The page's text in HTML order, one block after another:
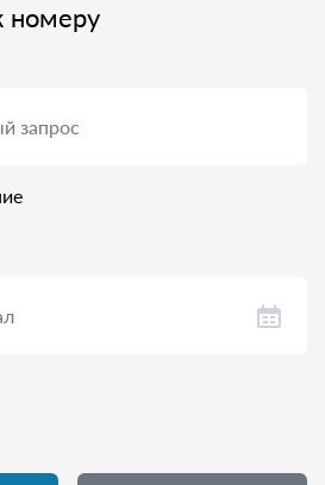
номеру